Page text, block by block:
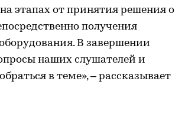
этапах от принятия решения о
получения
В завершении
наших слушателей и
в теме», – рассказывает